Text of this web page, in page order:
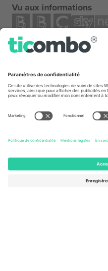
Vu aux informations
TixProtect
Programme d'affiliation